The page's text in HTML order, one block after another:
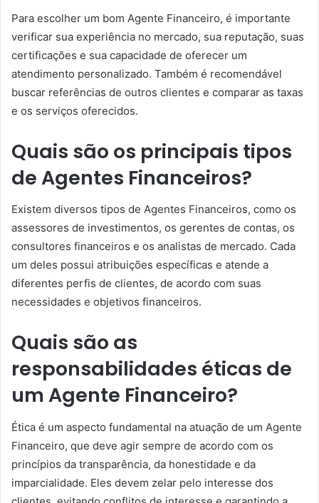
Para escolher um bom Agente Financeiro, é importante
verificar sua experiência no mercado, sua reputação, suas
certificações e sua capacidade de oferecer um
atendimento personalizado. Também é recomendável
buscar referências de outros clientes e comparar as taxas
e os serviços oferecidos.
Quais são os principais tipos
de Agentes Financeiros?
Existem diversos tipos de Agentes Financeiros, como os
assessores de investimentos, os gerentes de contas, os
consultores financeiros e os analistas de mercado. Cada
um deles possui atribuições específicas e atende a
diferentes perfis de clientes, de acordo com suas
necessidades e objetivos financeiros.
Quais são as
responsabilidades éticas de
um Agente Financeiro?
Ética é um aspecto fundamental na atuação de um Agente
Financeiro, que deve agir sempre de acordo com os
princípios da transparência, da honestidade e da
imparcialidade. Eles devem zelar pelo interesse dos